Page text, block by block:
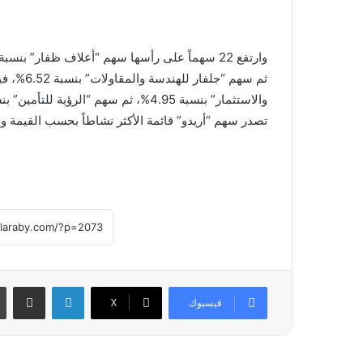
تصدر سهم “أريدو” قائمة الأكثر نشاطاً بحسب القيمة وبلغت 961.7 ألف
فيسبوك X
لينكدإن مشاركة